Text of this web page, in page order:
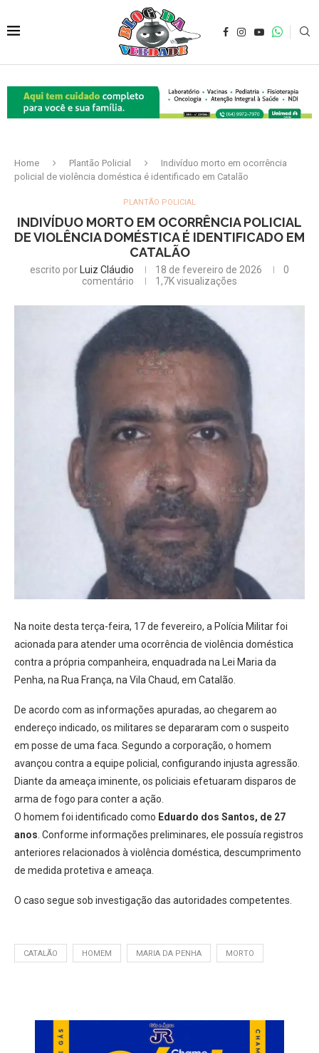
Home Plantão Policial
Indivíduo morto em ocorrência
policial de violência doméstica é identificado em Catalão
PLANTÃO POLICIAL
INDIVÍDUO MORTO EM OCORRÊNCIA POLICIAL
DE VIOLÊNCIA DOMÉSTICA É IDENTIFICADO EM
CATALÃO
escrito por Luiz Cláudio 18 de fevereiro de 2026
0
comentário
1,7Kvisualizações
Na noite desta terça-feira, 17 de fevereiro, a Polícia Militar foi
acionada para atender uma ocorrência de violência doméstica
contra a própria companheira, enquadrada na Lei Maria da
Penha, na Rua França, na Vila Chaud, em Catalão.
De acordo com as informações apuradas, ao chegarem ao
endereço indicado, os militares se depararam com o suspeito
em posse de uma faca. Segundo a corporação, o homem
avançou contra a equipe policial, configurando injusta agressão.
Diante da ameaça iminente, os policiais efetuaram disparos de
arma de fogo para conter a ação.
O homem foi identificado como Eduardo dos Santos, de 27
anos . Conforme informações preliminares, ele possuía registros
anteriores relacionados à violência doméstica, descumprimento
de medida protetiva e ameaça.
O caso segue sob investigação das autoridades competentes.
CATALÃO HOMEM MARIA DA PENHA MORTO